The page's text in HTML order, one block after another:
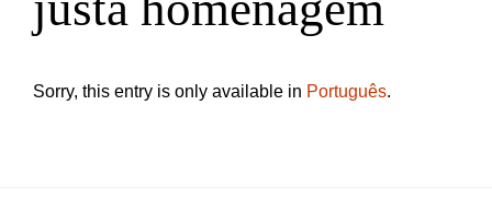
Sorry, this entry is only available in Português.